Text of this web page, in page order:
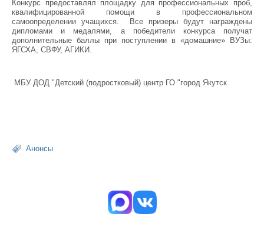
Конкурс предоставлял площадку для профессиональных проб,
квалифицированной помощи в профессиональном
самоопределении учащихся. Все призеры будут награждены
дипломами и медалями, а победители конкурса получат
дополнительные баллы при поступлении в «домашние» ВУЗы:
ЯГСХА, СВФУ, АГИКИ.
МБУ ДОД "Детский (подростковый) центр ГО "город Якутск.
Анонсы